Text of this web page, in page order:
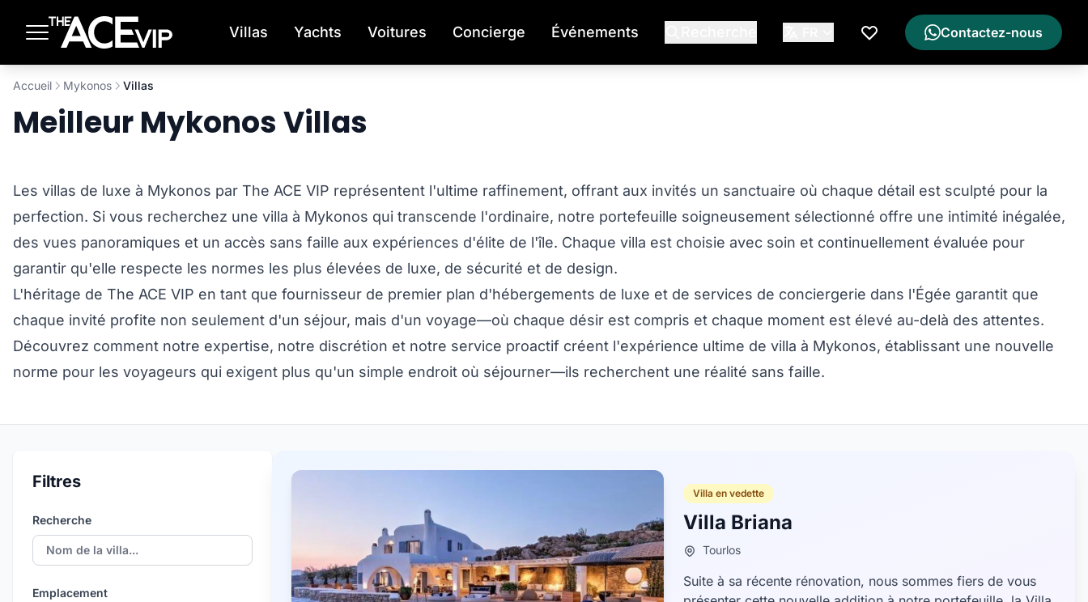
Villas Yachts Voitures Concierge Événements
Ma Liste de Souhaits
Contactez-nous
Accueil Mykonos Villas
Meilleur Mykonos Villas
Les villas de luxe à Mykonos par The ACE VIP représentent l'ultime raffinement, offrant aux invités un sanctuaire où chaque détail est sculpté pour la
perfection. Si vous recherchez une villa à Mykonos qui transcende l'ordinaire, notre portefeuille soigneusement sélectionné offre une intimité inégalée,
des vues panoramiques et un accès sans faille aux expériences d'élite de l'île. Chaque villa est choisie avec soin et continuellement évaluée pour
garantir qu'elle respecte les normes les plus élevées de luxe, de sécurité et de design.
L'héritage de The ACE VIP en tant que fournisseur de premier plan d'hébergements de luxe et de services de conciergerie dans l'Égée garantit que
chaque invité profite non seulement d'un séjour, mais d'un voyage—où chaque désir est compris et chaque moment est élevé au-delà des attentes.
Découvrez comment notre expertise, notre discrétion et notre service proactif créent l'expérience ultime de villa à Mykonos, établissant une nouvelle
norme pour les voyageurs qui exigent plus qu'un simple endroit où séjourner—ils recherchent une réalité sans faille.
Filtres
Recherche
Emplacement
Villa en vedette
Villa Briana
Tourlos
Suite à sa récente rénovation, nous sommes fiers de vous